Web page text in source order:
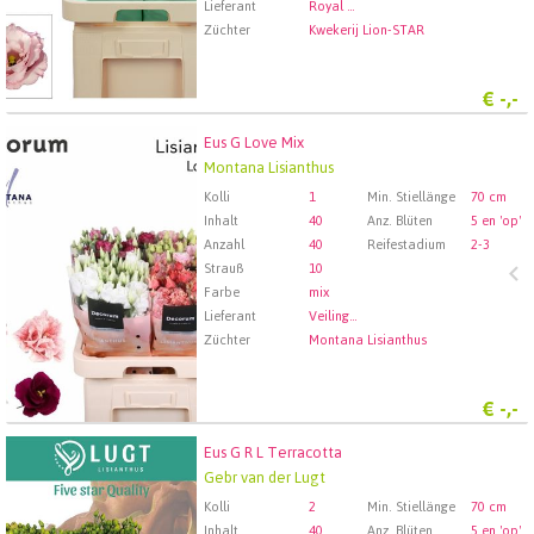
Lieferant
Royal FloraHolland Aalsmeer
Züchter
Kwekerij Lion-STAR
€ -,-
Eus G Love Mix
Montana Lisianthus
Kolli 1 Min. Stiellänge
70 cm
Inhalt
40 Anz. Blüten
5 en 'op'
Anzahl
40 Reifestadium
2-3
Strauß
10
Farbe
mix
Lieferant
Veiling Rhein-Maas GmbH & Co. KG
Züchter
Montana Lisianthus
€ -,-
Eus G Love Mix
Wählen Sie zuerst ein Abfartdatum.
Eus G R L Terracotta
Gebr van der Lugt
Kolli 2 Min. Stiellänge
70 cm
Inhalt
40 Anz. Blüten 5 en 'op'
Eus G R L Terracotta
Wählen Sie zuerst ein Abfartdatum.